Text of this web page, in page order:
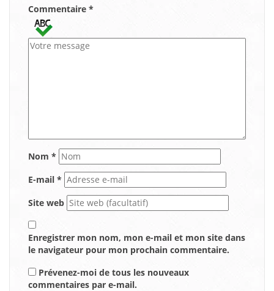
Commentaire *
Nom *
E-mail *
Site web
Enregistrer mon nom, mon e-mail et mon site dans
le navigateur pour mon prochain commentaire.
Prévenez-moi de tous les nouveaux
commentaires par e-mail.